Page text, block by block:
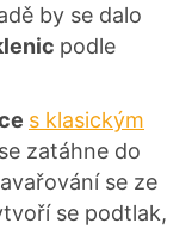
by se dalo
podle
s klasickým
zatáhne do
se ze
se podtlak,